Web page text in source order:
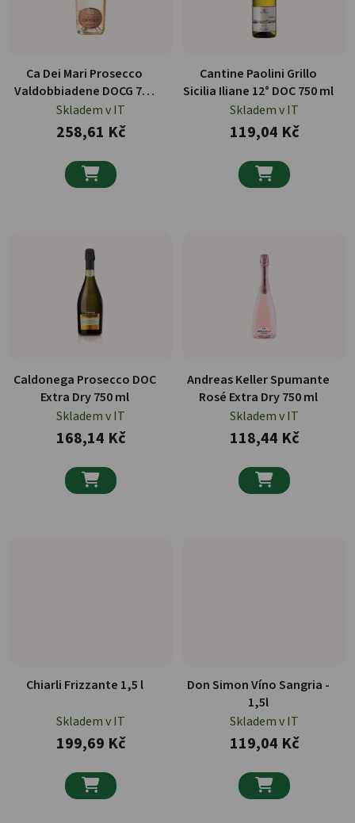
Ca Dei Mari Prosecco
Valdobbiadene DOCG 750
ml
Skladem v IT
258,61 Kč

Cantine Paolini Grillo
Sicilia Iliane 12° DOC 750 ml
Skladem v IT
119,04 Kč

Caldonega Prosecco DOC
Extra Dry 750 ml
Skladem v IT
168,14 Kč

Andreas Keller Spumante
Rosé Extra Dry 750 ml
Skladem v IT
118,44 Kč

Chiarli Frizzante 1,5 l
Skladem v IT
199,69 Kč

Don Simon Víno Sangria -
1,5l
Skladem v IT
119,04 Kč
